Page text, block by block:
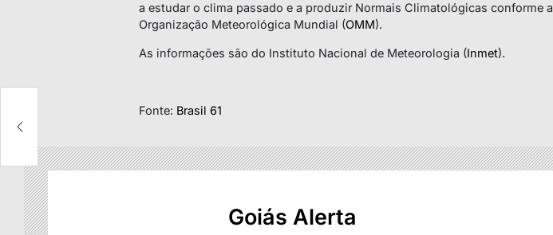
a estudar o clima passado e a produzir Normais Climatológicas conforme a
Organização Meteorológica Mundial (OMM).
As informações são do Instituto Nacional de Meteorologia (Inmet).
Fonte: Brasil 61
Goiás Alerta